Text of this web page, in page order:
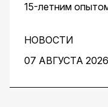
15-летним
кондитеров —
архитектору
от чистого листа
НОВОСТИ
07 АВГУСТА 2026